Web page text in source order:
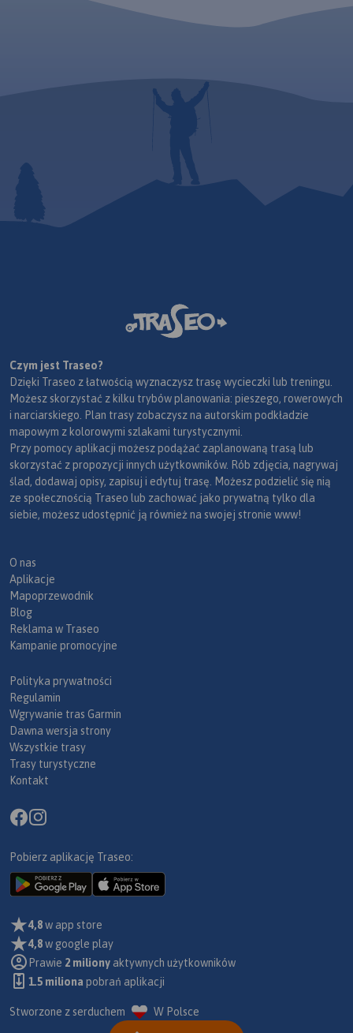
Czym jest Traseo?
Dzięki Traseo z łatwością wyznaczysz trasę wycieczki lub treningu.
Możesz skorzystać z kilku trybów planowania: pieszego, rowerowych
i narciarskiego. Plan trasy zobaczysz na autorskim podkładzie
mapowym z kolorowymi szlakami turystycznymi.
Przy pomocy aplikacji możesz podążać zaplanowaną trasą lub
skorzystać z propozycji innych użytkowników. Rób zdjęcia, nagrywaj
ślad, dodawaj opisy, zapisuj i edytuj trasę. Możesz podzielić się nią
ze społecznością Traseo lub zachować jako prywatną tylko dla
siebie, możesz udostępnić ją również na swojej stronie www!
O nas
Aplikacje
Mapoprzewodnik
Blog
Reklama w Traseo
Kampanie promocyjne
Polityka prywatności
Regulamin
Wgrywanie tras Garmin
Dawna wersja strony
Wszystkie trasy
Trasy turystyczne
Kontakt
Pobierz aplikację Traseo:
4,8w app store
4,8w google play
Prawie 2 miliony aktywnych użytkowników
1.5 miliona pobrań aplikacji
Stworzone z serduchem W Polsce